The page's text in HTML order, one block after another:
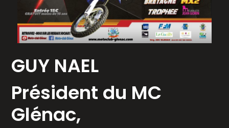
GUY NAEL
Président du MC
Glénac,